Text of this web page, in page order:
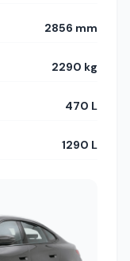
2856 mm
2290 kg
470 L
1290 L